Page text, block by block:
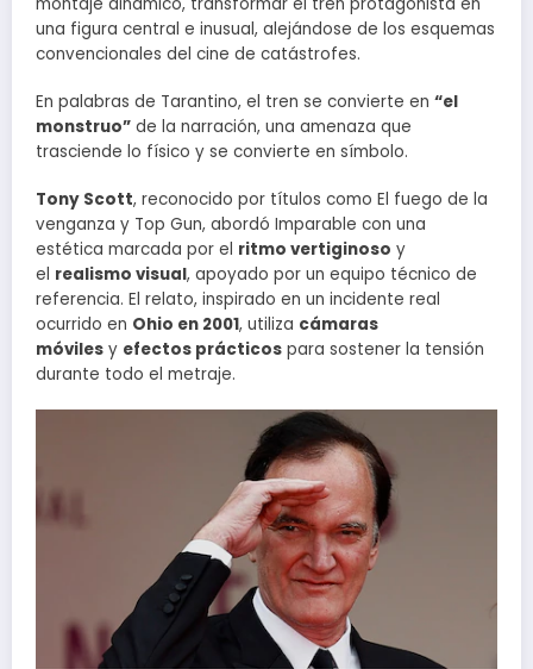
una figura central e inusual, alejándose de los esquemas
convencionales del cine de catástrofes.
En palabras de Tarantino, el tren se convierte en “el
monstruo” de la narración, una amenaza que
trasciende lo físico y se convierte en símbolo.
Tony Scott, reconocido por títulos como El fuego de la
venganza y Top Gun, abordó Imparable con una
estética marcada por el ritmo vertiginoso y
el realismo visual, apoyado por un equipo técnico de
referencia. El relato, inspirado en un incidente real
ocurrido en Ohio en 2001, utiliza cámaras
móviles y efectos prácticos para sostener la tensión
durante todo el metraje.